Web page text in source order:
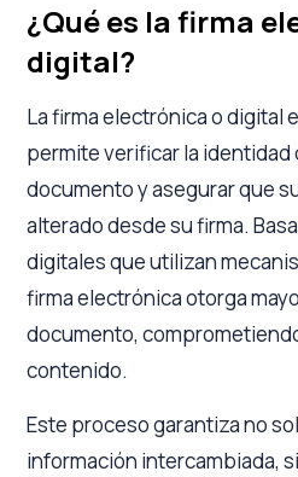
¿Qué es la firma
digital?
La firma electrónica o digital
permite verificar la identidad
documento y asegurar que
alterado desde su firma.
digitales que utilizan
firma electrónica otorga
documento,
contenido.
Este proceso garantiza no
información intercambiada,